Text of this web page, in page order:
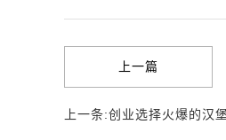
上一篇
上一条:创业选择火爆的汉